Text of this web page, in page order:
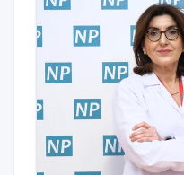
bulaşabilen bir
hastalığı taşıyan
Hastalığın
durumlar şu şekilde
Emzirme
Steril olmayan